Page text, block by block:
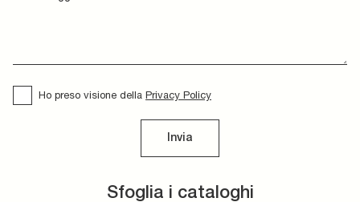
Sfoglia i cataloghi
Ho preso visione della Privacy Policy
Invia